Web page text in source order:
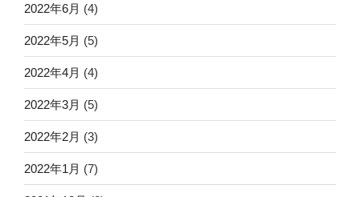
2022年6月 (4)
2022年5月 (5)
2022年4月 (4)
2022年3月 (5)
2022年2月 (3)
2022年1月 (7)